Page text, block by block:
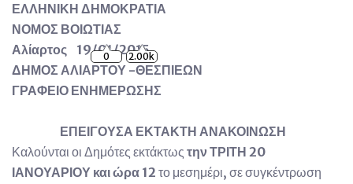
ΕΛΛΗΝΙΚΗ ΔΗΜΟΚΡΑΤΙΑ
ΝΟΜΟΣ ΒΟΙΩΤΙΑΣ
Αλίαρτος 19/01/2015
ΔΗΜΟΣ ΑΛΙΑΡΤΟΥ -ΘΕΣΠΙΕΩΝ
ΓΡΑΦΕΙΟ ΕΝΗΜΕΡΩΣΗΣ
ΕΠΕΙΓΟΥΣΑ ΕΚΤΑΚΤΗ ΑΝΑΚΟΙΝΩΣΗ
Καλούνται οι Δημότες εκτάκτως την ΤΡΙΤΗ 20
ΙΑΝΟΥΑΡΙΟΥ και ώρα 12 το μεσημέρι, σε συγκέντρωση
0 2.00k